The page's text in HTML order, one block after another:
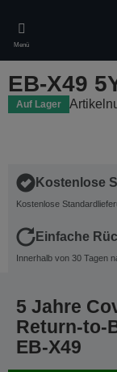
main
content
Menü
EB-X49
Auf Lager
Kostenlose
Kostenlose
Einfache
Innerhalb von 30 Tagen
5 Jahre
Return-to-
EB-X49